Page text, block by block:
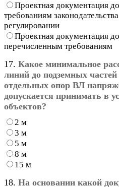
Проектная документация
требованиям
регулировании
Проектная документация
перечисленным требованиям
17. Какое минимальное
линий до подземных частей
отдельных опор ВЛ
допускается принимать в
объектов?
2 м
3 м
5 м
8 м
15 м
18. На основании какой